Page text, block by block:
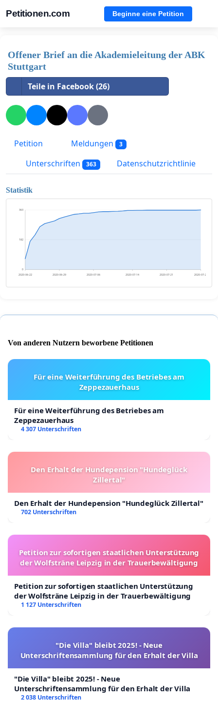
Petitionen.com Beginne eine Petition
Offener Brief an die Akademieleitung der ABK
Stuttgart
Teile in Facebook (26)
Petition Meldungen 3
Unterschriften 363 Datenschutzrichtlinie
Statistik
0
182
363
2020-06-22 2020-06-29 2020-07-06 2020-07-14 2020-07-21 2020-07-28
Von anderen Nutzern beworbene Petitionen
Für eine Weiterführung des Betriebes am
Zeppezauerhaus
Für eine Weiterführung des Betriebes am
Zeppezauerhaus
4 307 Unterschriften
Den Erhalt der Hundepension "Hundeglück
Zillertal"
Den Erhalt der Hundepension "Hundeglück Zillertal"
702 Unterschriften
Petition zur sofortigen staatlichen Unterstützung
der Wolfsträne Leipzig in der Trauerbewältigung
Petition zur sofortigen staatlichen Unterstützung
der Wolfsträne Leipzig in der Trauerbewältigung
1 127 Unterschriften
"Die Villa" bleibt 2025! - Neue
Unterschriftensammlung für den Erhalt der Villa
"Die Villa" bleibt 2025! - Neue
Unterschriftensammlung für den Erhalt der Villa
2 038 Unterschriften